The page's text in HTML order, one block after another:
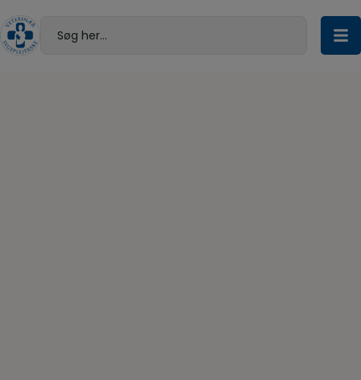
til
indholdet
Søg her...